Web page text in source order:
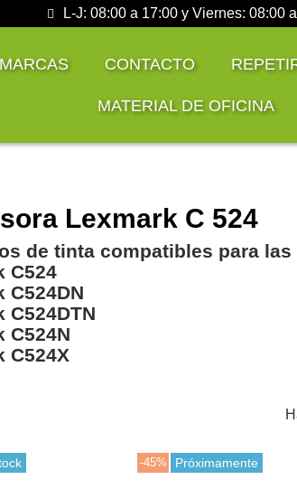
L-J: 08:00 a 17:00 y Viernes: 08:00
MARCAS CONTACTO
MATERIAL DE OFICINA
Lexmark C 524
de tinta compatibles para
C524
C524DN
C524DTN
C524N
C524X
-45% Próximamente